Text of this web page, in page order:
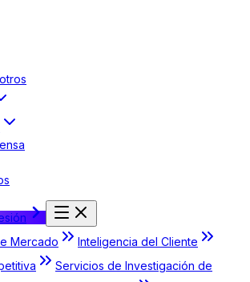
Mercado
Inteligencia del Cliente
Servicios de Investigación de